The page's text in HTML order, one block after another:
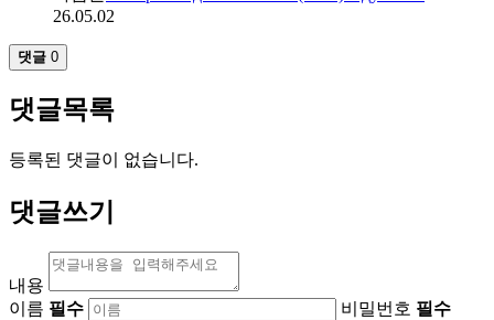
26.05.02
댓글 0
댓글목록
등록된 댓글이 없습니다.
댓글쓰기
내용
이름 필수 비밀번호 필수